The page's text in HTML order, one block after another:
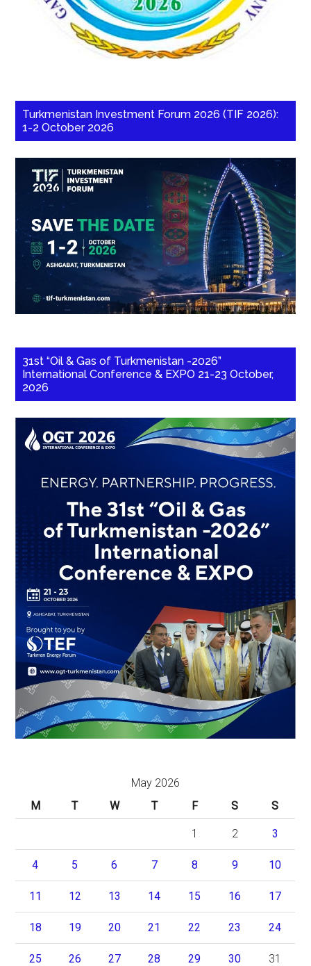
Turkmenistan Investment Forum 2026 (TIF 2026):
1-2 October 2026
31st “Oil & Gas of Turkmenistan -2026”
International Conference & EXPO 21-23 October,
2026
May 2026
M
T W T F S S
1 2 3
4 5 6 7 8 9 10
11 12 13 14 15 16 17
18 19 20 21 22 23 24
25 26 27 28 29 30 31